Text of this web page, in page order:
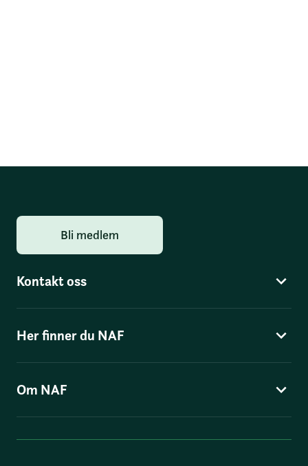
Bli medlem
Kontakt oss
Her finner du NAF
Om NAF